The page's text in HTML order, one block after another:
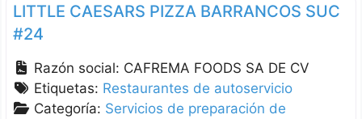
LITTLE CAESARS PIZZA BARRANCOS SUC
#24
Razón social: CAFREMA FOODS SA DE CV
Etiquetas: Restaurantes de autoservicio
Categoría: Servicios de preparación de